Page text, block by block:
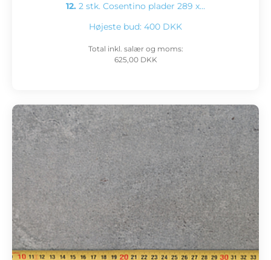
12. 2 stk. Cosentino plader 289 x…
Højeste bud: 400 DKK
Total inkl. salær og moms:
625,00 DKK